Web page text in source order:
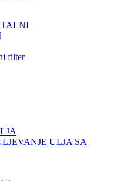
filter
ULJA SA